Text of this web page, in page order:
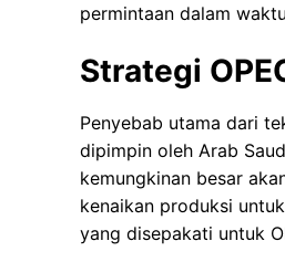
permintaan dalam
Strategi
Penyebab utama dari
dipimpin oleh Arab
kemungkinan besar
kenaikan produksi
yang disepakati untuk